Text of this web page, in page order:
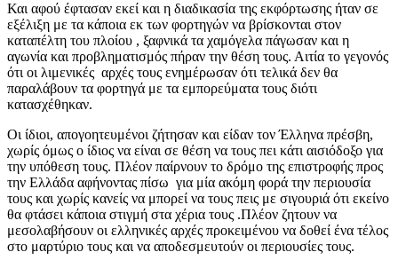
Και αφού έφτασαν εκεί και η διαδικασία της εκφόρτωσης ήταν σε
εξέλιξη με τα κάποια εκ των φορτηγών να βρίσκονται στον
καταπέλτη του πλοίου , ξαφνικά τα χαμόγελα πάγωσαν και η
αγωνία και προβληματισμός πήραν την θέση τους. Αιτία το γεγονός
ότι οι λιμενικές αρχές τους ενημέρωσαν ότι τελικά δεν θα
παραλάβουν τα φορτηγά με τα εμπορεύματα τους διότι
κατασχέθηκαν.
Οι ίδιοι, απογοητευμένοι ζήτησαν και είδαν τον Έλληνα πρέσβη,
χωρίς όμως ο ίδιος να είναι σε θέση να τους πει κάτι αισιόδοξο για
την υπόθεση τους. Πλέον παίρνουν το δρόμο της επιστροφής προς
την Ελλάδα αφήνοντας πίσω για μία ακόμη φορά την περιουσία
τους και χωρίς κανείς να μπορεί να τους πεις με σιγουριά ότι εκείνο
θα φτάσει κάποια στιγμή στα χέρια τους .Πλέον ζητουν να
μεσολαβήσουν οι ελληνικές αρχές προκειμένου να δοθεί ένα τέλος
στο μαρτύριο τους και να αποδεσμευτούν οι περιουσίες τους.